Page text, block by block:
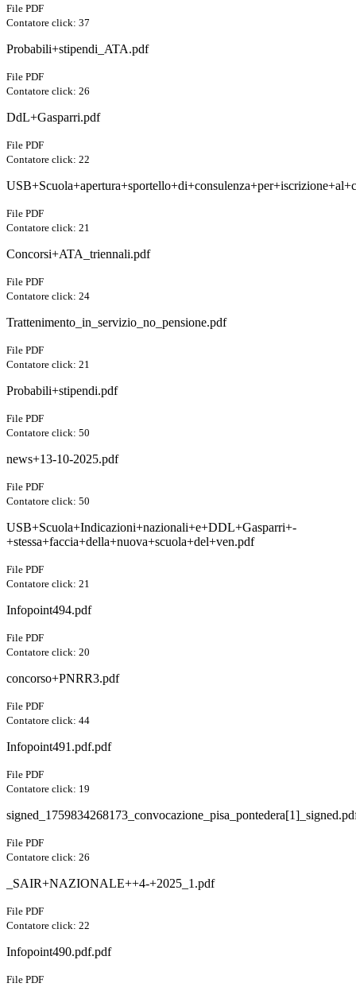
File PDF
Contatore click: 37
Probabili+stipendi_ATA.pdf
File PDF
Contatore click: 26
DdL+Gasparri.pdf
File PDF
Contatore click: 22
File PDF
Contatore click: 21
Concorsi+ATA_triennali.pdf
File PDF
Contatore click: 24
Trattenimento_in_servizio_no_pensione.pdf
File PDF
Contatore click: 21
Probabili+stipendi.pdf
File PDF
Contatore click: 50
news+13-10-2025.pdf
File PDF
Contatore click: 50
USB+Scuola+Indicazioni+nazionali+e+DDL+Gasparri+-
+stessa+faccia+della+nuova+scuola+del+ven.pdf
File PDF
Contatore click: 21
Infopoint494.pdf
File PDF
Contatore click: 20
concorso+PNRR3.pdf
File PDF
Contatore click: 44
Infopoint491.pdf.pdf
File PDF
Contatore click: 19
File PDF
Contatore click: 26
_SAIR+NAZIONALE++4-+2025_1.pdf
File PDF
Contatore click: 22
Infopoint490.pdf.pdf
File PDF